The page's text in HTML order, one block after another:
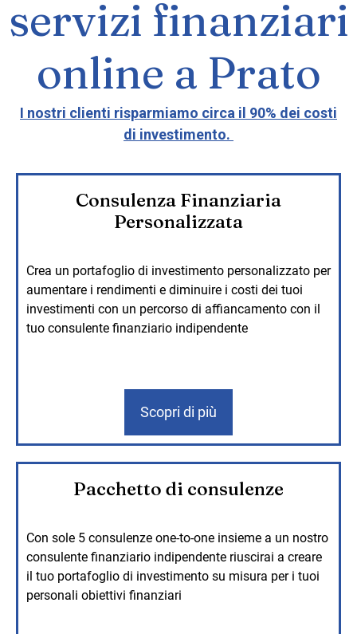
servizi finanziari
online a Prato
I nostri clienti risparmiamo circa il 90% dei costi
di investimento.
Consulenza Finanziaria
Personalizzata
Crea un portafoglio di investimento personalizzato per
aumentare i rendimenti e diminuire i costi dei tuoi
investimenti con un percorso di affiancamento con il
tuo consulente finanziario indipendente
Scopri di più
Pacchetto di consulenze
Con sole 5 consulenze one-to-one insieme a un nostro
consulente finanziario indipendente riuscirai a creare
il tuo portafoglio di investimento su misura per i tuoi
personali obiettivi finanziari